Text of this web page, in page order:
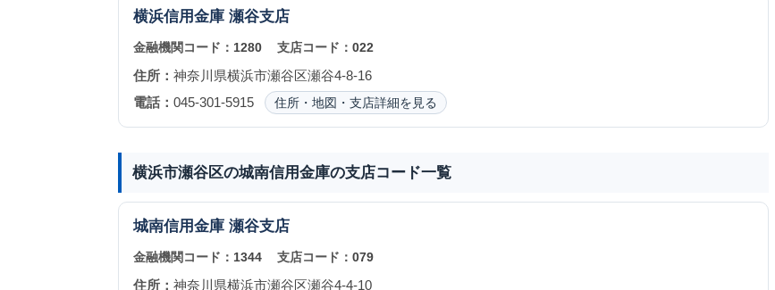
横浜信用金庫 瀬谷支店
金融機関コード： 1280 支店コード： 022
住所： 神奈川県横浜市瀬谷区瀬谷4-8-16
電話： 045-301-5915 住所・地図・支店詳細を見る
横浜市瀬谷区の城南信用金庫の支店コード一覧
城南信用金庫 瀬谷支店
金融機関コード： 1344 支店コード： 079
住所： 神奈川県横浜市瀬谷区瀬谷4-4-10